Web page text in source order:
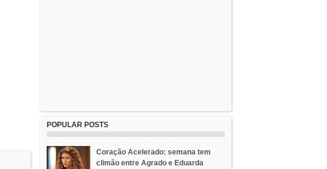
POPULAR POSTS
Coração Acelerado: semana tem
climão entre Agrado e Eduarda